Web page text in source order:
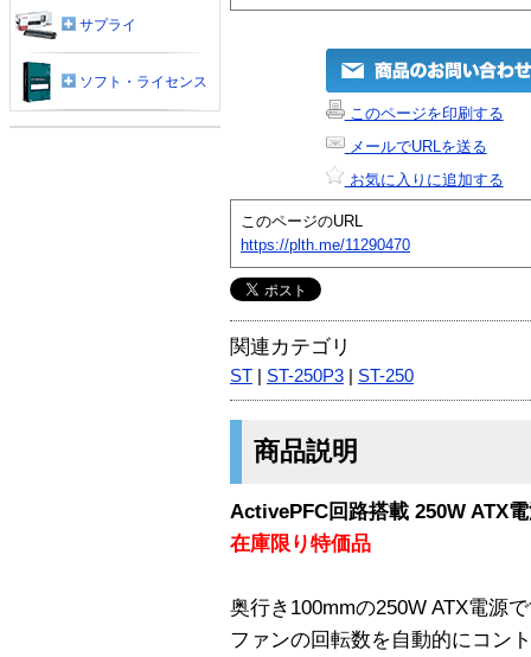
このページを印刷する
メールでURLを送る
お気に入りに追加する
このページのURL
https://plth.me/11290470
関連カテゴリ
ST ST-250P3 ST-250
商品説明
ActivePFC回路搭載 250W ATX
在庫限り特価品
奥行き100mmの250W ATX電源
ファンの回転数を自動的にコン
サプライ
ソフト・ライセンス